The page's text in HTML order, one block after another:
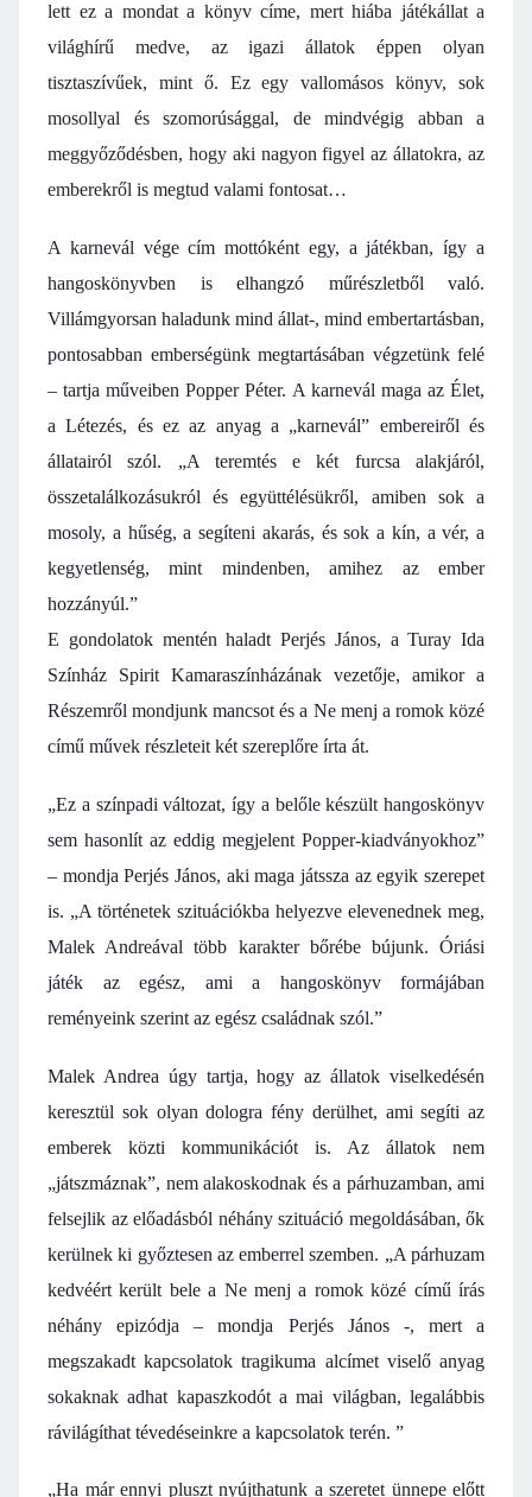
lett ez a mondat a könyv címe, mert hiába játékállat a
világhírű medve, az igazi állatok éppen olyan
tisztaszívűek, mint ő. Ez egy vallomásos könyv, sok
mosollyal és szomorúsággal, de mindvégig abban a
meggyőződésben, hogy aki nagyon figyel az állatokra, az
emberekről is megtud valami fontosat…
A karnevál vége cím mottóként egy, a játékban, így a
hangoskönyvben is elhangzó műrészletből való.
Villámgyorsan haladunk mind állat-, mind embertartásban,
pontosabban emberségünk megtartásában végzetünk felé
– tartja műveiben Popper Péter. A karnevál maga az Élet,
a Létezés, és ez az anyag a „karnevál” embereiről és
állatairól szól. „A teremtés e két furcsa alakjáról,
összetalálkozásukról és együttélésükről, amiben sok a
mosoly, a hűség, a segíteni akarás, és sok a kín, a vér, a
kegyetlenség, mint mindenben, amihez az ember
hozzányúl.”
E gondolatok mentén haladt Perjés János, a Turay Ida
Színház Spirit Kamaraszínházának vezetője, amikor a
Részemről mondjunk mancsot és a Ne menj a romok közé
című művek részleteit két szereplőre írta át.
„Ez a színpadi változat, így a belőle készült hangoskönyv
sem hasonlít az eddig megjelent Popper-kiadványokhoz”
– mondja Perjés János, aki maga játssza az egyik szerepet
is. „A történetek szituációkba helyezve elevenednek meg,
Malek Andreával több karakter bőrébe bújunk. Óriási
játék az egész, ami a hangoskönyv formájában
reményeink szerint az egész családnak szól.”
Malek Andrea úgy tartja, hogy az állatok viselkedésén
keresztül sok olyan dologra fény derülhet, ami segíti az
emberek közti kommunikációt is. Az állatok nem
„játszmáznak”, nem alakoskodnak és a párhuzamban, ami
felsejlik az előadásból néhány szituáció megoldásában, ők
kerülnek ki győztesen az emberrel szemben. „A párhuzam
kedvéért került bele a Ne menj a romok közé című írás
néhány epizódja – mondja Perjés János -, mert a
megszakadt kapcsolatok tragikuma alcímet viselő anyag
sokaknak adhat kapaszkodót a mai világban, legalábbis
rávilágíthat tévedéseinkre a kapcsolatok terén. ”
„Ha már ennyi pluszt nyújthatunk a szeretet ünnepe előtt